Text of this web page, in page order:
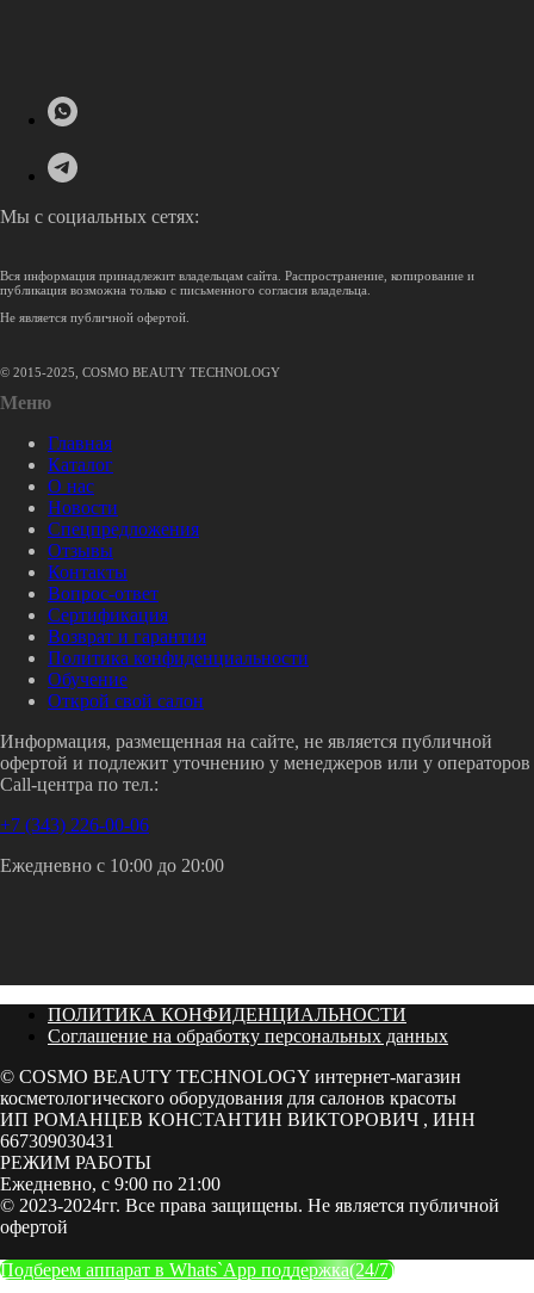
Мы с социальных сетях:
Вся информация принадлежит владельцам сайта. Распространение, копирование и
публикация возможна только с письменного согласия владельца.
Не является публичной офертой.
© 2015-2025, COSMO BEAUTY TECHNOLOGY
Меню
Главная
Каталог
О нас
Новости
Спецпредложения
Отзывы
Контакты
Вопрос-ответ
Сертификация
Возврат и гарантия
Политика конфиденциальности
Обучение
Открой свой салон
Информация, размещенная на сайте, не является публичной
офертой и подлежит уточнению у менеджеров или у операторов
Call-центра по тел.:
+7 (343) 226-00-06
Ежедневно с 10:00 до 20:00
ПОЛИТИКА КОНФИДЕНЦИАЛЬНОСТИ
Соглашение на обработку персональных данных
© COSMO BEAUTY TECHNOLOGY интернет-магазин
косметологического оборудования для салонов красоты
ИП РОМАНЦЕВ КОНСТАНТИН ВИКТОРОВИЧ , ИНН
667309030431
РЕЖИМ РАБОТЫ
Ежедневно, с 9:00 по 21:00
© 2023-2024гг. Все права защищены. Не является публичной
офертой
Подберем аппарат в Whats`App поддержка(24/7)